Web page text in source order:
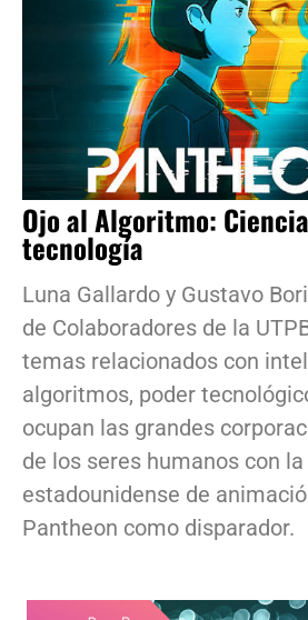
Ojo al Algoritmo:
tecnología
Luna Gallardo y Gustavo
de Colaboradores de la
temas relacionados con
algoritmos, poder
ocupan las grandes
de los seres humanos con
estadounidense de
Pantheon como disparador.